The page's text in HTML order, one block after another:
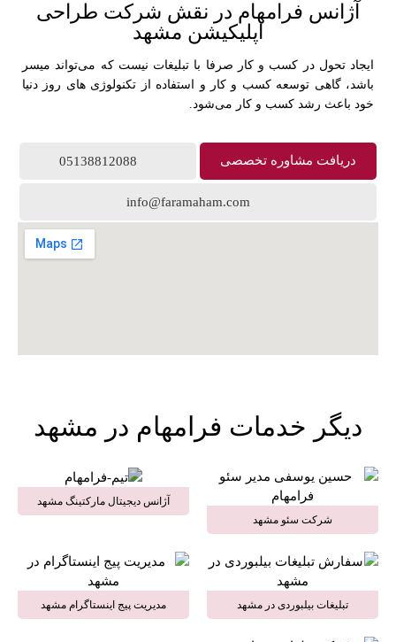
آژانس فرامهام در نقش شرکت طراحی
اپلیکیشن مشهد
ایجاد تحول در کسب و کار صرفا با تبلیغات نیست که می‌تواند میسر
باشد، گاهی توسعه کسب و کار و استفاده از تکنولوژی های روز دنیا
خود باعث رشد کسب و کار می‌شود.
دریافت مشاوره تخصصی 05138812088
info@faramaham.com
دیگر خدمات فرامهام در مشهد
شرکت سئو مشهد
آژانس دیجیتال مارکتینگ مشهد
تبلیغات بیلبوردی در مشهد مدیریت پیج اینستاگرام مشهد